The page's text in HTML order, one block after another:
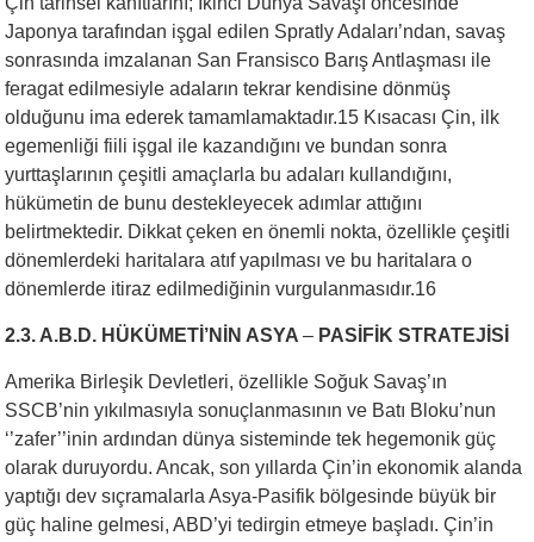
Japonya tarafından işgal edilen Spratly Adaları’ndan, savaş
sonrasında imzalanan San Fransisco Barış Antlaşması ile
feragat edilmesiyle adaların tekrar kendisine dönmüş
olduğunu ima ederek tamamlamaktadır.15 Kısacası Çin, ilk
egemenliği fiili işgal ile kazandığını ve bundan sonra
yurttaşlarının çeşitli amaçlarla bu adaları kullandığını,
hükümetin de bunu destekleyecek adımlar attığını
belirtmektedir. Dikkat çeken en önemli nokta, özellikle çeşitli
dönemlerdeki haritalara atıf yapılması ve bu haritalara o
dönemlerde itiraz edilmediğinin vurgulanmasıdır.16
2.3. A.B.D. HÜKÜMETİ’NİN ASYA– PASİFİK STRATEJİSİ
Amerika Birleşik Devletleri, özellikle Soğuk Savaş’ın
SSCB’nin yıkılmasıyla sonuçlanmasının ve Batı Bloku’nun
‘’zafer’’inin ardından dünya sisteminde tek hegemonik güç
olarak duruyordu. Ancak, son yıllarda Çin’in ekonomik alanda
yaptığı dev sıçramalarla Asya-Pasifik bölgesinde büyük bir
güç haline gelmesi, ABD’yi tedirgin etmeye başladı. Çin’in